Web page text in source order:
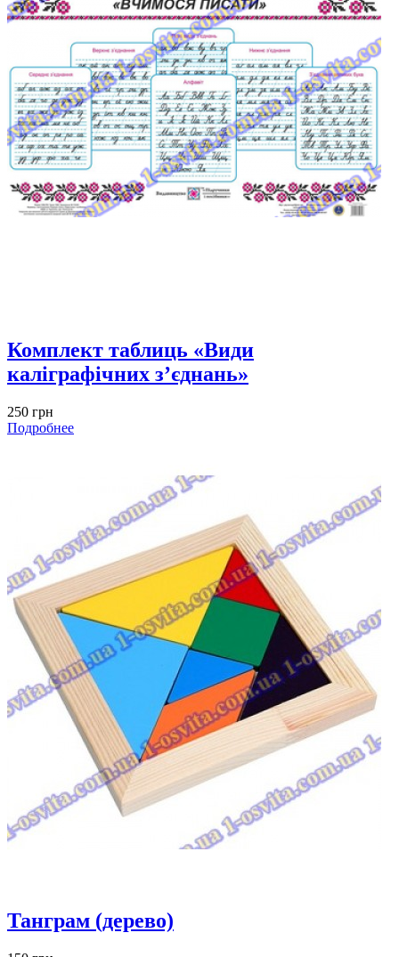
Комплект таблиць «Види
каліграфічних з’єднань»
250 грн
Подробнее
Танграм (дерево)